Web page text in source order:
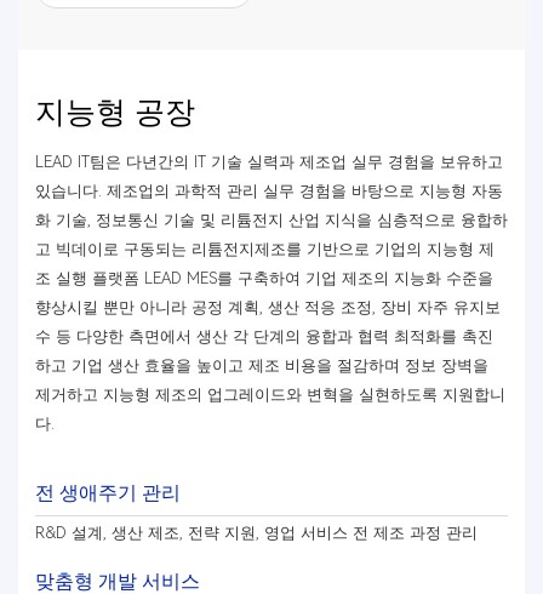
지능형 공장
LEAD IT팀은 다년간의 IT 기술 실력과 제조업 실무 경험을 보유하고
있습니다. 제조업의 과학적 관리 실무 경험을 바탕으로 지능형 자동
화 기술, 정보통신 기술 및 리튬전지 산업 지식을 심층적으로 융합하
고 빅데이로 구동되는 리튬전지제조를 기반으로 기업의 지능형 제
조 실행 플랫폼 LEAD MES를 구축하여 기업 제조의 지능화 수준을
향상시킬 뿐만 아니라 공정 계획, 생산 적응 조정, 장비 자주 유지보
수 등 다양한 측면에서 생산 각 단계의 융합과 협력 최적화를 촉진
하고 기업 생산 효율을 높이고 제조 비용을 절감하며 정보 장벽을
제거하고 지능형 제조의 업그레이드와 변혁을 실현하도록 지원합니
다.
전 생애주기 관리
R&D 설계, 생산 제조, 전략 지원, 영업 서비스 전 제조 과정 관리
맞춤형 개발 서비스